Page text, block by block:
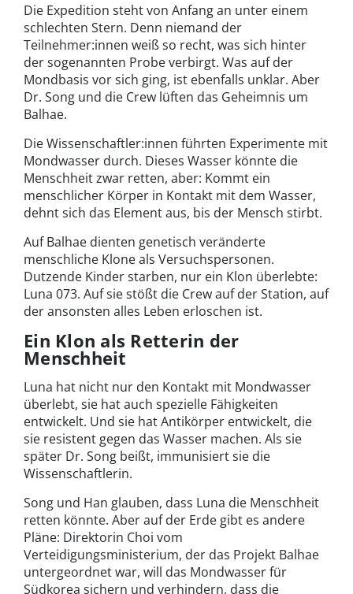
Die Expedition steht von Anfang an unter einem
schlechten Stern. Denn niemand der
Teilnehmer:innen weiß so recht, was sich hinter
der sogenannten Probe verbirgt. Was auf der
Mondbasis vor sich ging, ist ebenfalls unklar. Aber
Dr. Song und die Crew lüften das Geheimnis um
Balhae.
Die Wissenschaftler:innen führten Experimente mit
Mondwasser durch. Dieses Wasser könnte die
Menschheit zwar retten, aber: Kommt ein
menschlicher Körper in Kontakt mit dem Wasser,
dehnt sich das Element aus, bis der Mensch stirbt.
Auf Balhae dienten genetisch veränderte
menschliche Klone als Versuchspersonen.
Dutzende Kinder starben, nur ein Klon überlebte:
Luna 073. Auf sie stößt die Crew auf der Station, auf
der ansonsten alles Leben erloschen ist.
Ein Klon als Retterin der
Menschheit
Luna hat nicht nur den Kontakt mit Mondwasser
überlebt, sie hat auch spezielle Fähigkeiten
entwickelt. Und sie hat Antikörper entwickelt, die
sie resistent gegen das Wasser machen. Als sie
später Dr. Song beißt, immunisiert sie die
Wissenschaftlerin.
Song und Han glauben, dass Luna die Menschheit
retten könnte. Aber auf der Erde gibt es andere
Pläne: Direktorin Choi vom
Verteidigungsministerium, der das Projekt Balhae
untergeordnet war, will das Mondwasser für
Südkorea sichern und verhindern, dass die